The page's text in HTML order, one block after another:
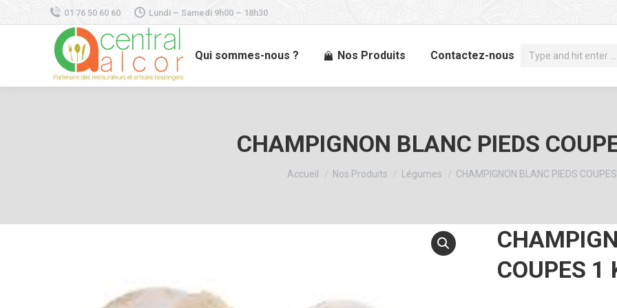
01 76 50 60 60 Lundi – Samedi 9h00 – 18h30
Qui sommes-nous ? Nos Produits Contactez-nous
Recherche
CHAMPIGNON BLANC PIEDS
Vous êtes ici :
Accueil Nos Produits Légumes CHAMPIGNON BLANC PIEDS
COUPES 1